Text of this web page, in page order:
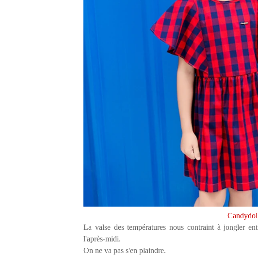
La valse des températures nous contraint à jongler
l'après-midi.
On ne va pas s'en plaindre.